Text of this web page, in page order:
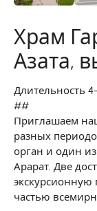
Храм
Азата,
Длительность
##
Приглашаем
разных
орган и один
Арарат. Две
экскурсионную
частью